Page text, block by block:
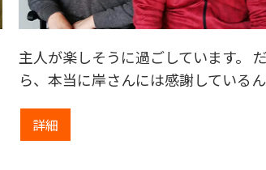
主人が楽しそうに過ごしています。
ら、本当に岸さんには感謝しているん
詳細